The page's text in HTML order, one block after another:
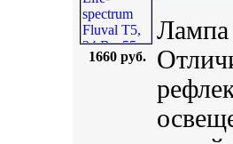
1660 руб.